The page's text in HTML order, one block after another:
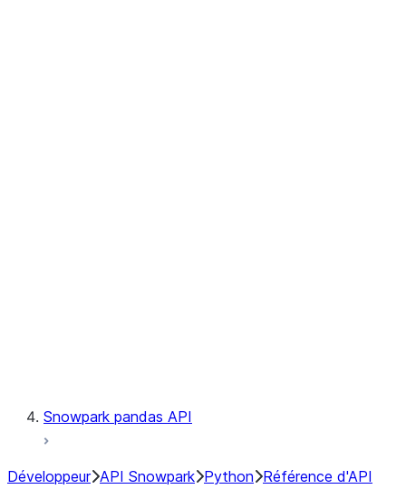
Snowpark pandas API
Développeur API Snowpark Python Référence d'API